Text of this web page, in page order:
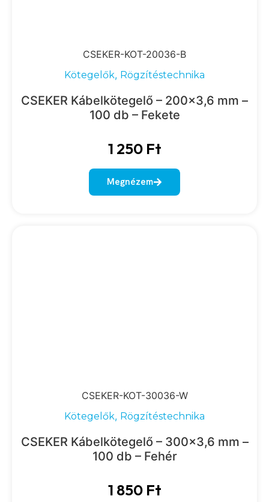
CSEKER-KOT-20036-B
Kötegelők, Rögzítéstechnika
CSEKER Kábelkötegelő – 200×3,6 mm –
100 db – Fekete
1 250 Ft
Megnézem
CSEKER-KOT-30036-W
Kötegelők, Rögzítéstechnika
CSEKER Kábelkötegelő – 300×3,6 mm –
100 db – Fehér
1 850 Ft